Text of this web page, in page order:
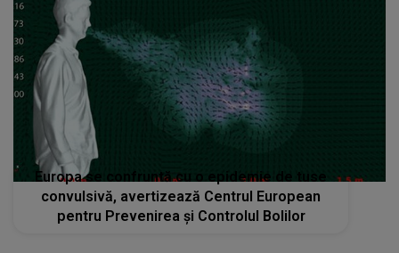
Europa se confruntă cu o epidemie de tuse
convulsivă, avertizează Centrul European
pentru Prevenirea şi Controlul Bolilor